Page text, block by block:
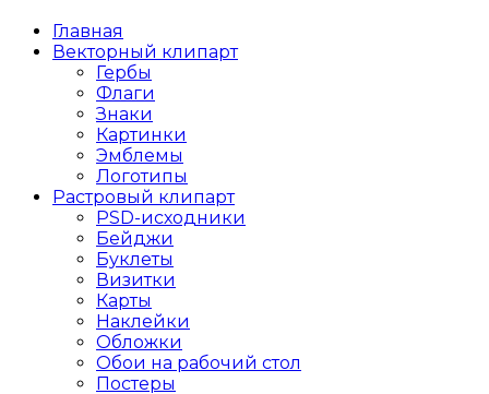
Главная
Векторный клипарт
Гербы
Флаги
Знаки
Картинки
Эмблемы
Логотипы
Растровый клипарт
PSD-исходники
Бейджи
Буклеты
Визитки
Карты
Наклейки
Обложки
Обои на рабочий стол
Постеры